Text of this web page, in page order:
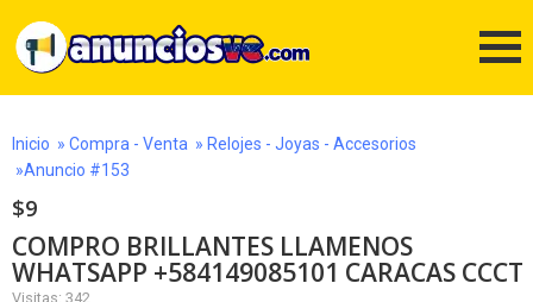
Inicio » Compra - Venta » Relojes - Joyas - Accesorios
»Anuncio #153
$9
COMPRO BRILLANTES LLAMENOS
WHATSAPP +584149085101 CARACAS CCCT
Visitas: 342